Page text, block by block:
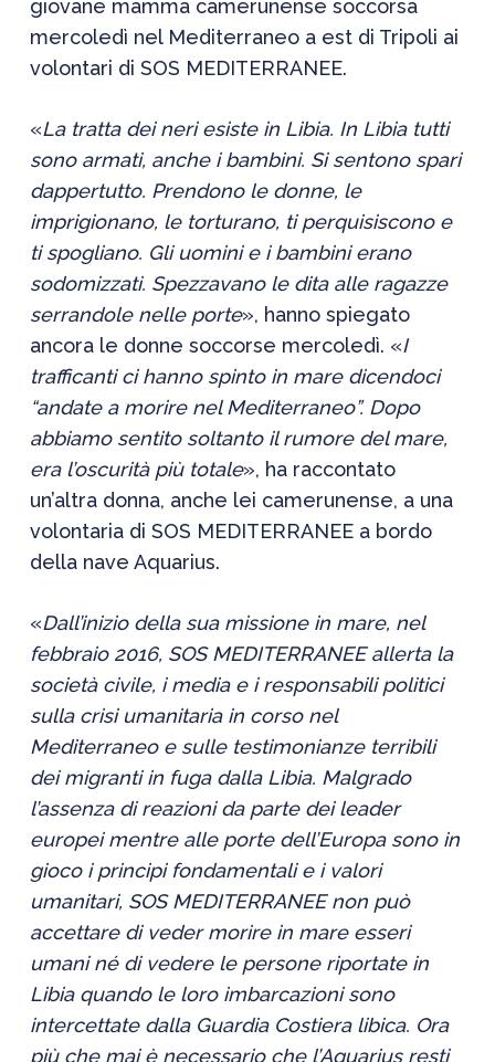
giovane mamma camerunense soccorsa
mercoledì nel Mediterraneo a est di Tripoli ai
volontari di SOS MEDITERRANEE.
«La tratta dei neri esiste in Libia. In Libia tutti
sono armati, anche i bambini. Si sentono spari
dappertutto. Prendono le donne, le
imprigionano, le torturano, ti perquisiscono e
ti spogliano. Gli uomini e i bambini erano
sodomizzati. Spezzavano le dita alle ragazze
serrandole nelle porte», hanno spiegato
ancora le donne soccorse mercoledì. «I
trafficanti ci hanno spinto in mare dicendoci
“andate a morire nel Mediterraneo”. Dopo
abbiamo sentito soltanto il rumore del mare,
era l’oscurità più totale», ha raccontato
un’altra donna, anche lei camerunense, a una
volontaria di SOS MEDITERRANEE a bordo
della nave Aquarius.
«Dall’inizio della sua missione in mare, nel
febbraio 2016, SOS MEDITERRANEE allerta la
società civile, i media e i responsabili politici
sulla crisi umanitaria in corso nel
Mediterraneo e sulle testimonianze terribili
dei migranti in fuga dalla Libia. Malgrado
l’assenza di reazioni da parte dei leader
europei mentre alle porte dell’Europa sono in
gioco i principi fondamentali e i valori
umanitari, SOS MEDITERRANEE non può
accettare di veder morire in mare esseri
umani né di vedere le persone riportate in
Libia quando le loro imbarcazioni sono
intercettate dalla Guardia Costiera libica. Ora
più che mai è necessario che l’Aquarius resti